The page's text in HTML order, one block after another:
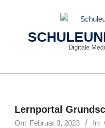
Digitale
MenuLernportal
On: Februar 3, 2023 In: